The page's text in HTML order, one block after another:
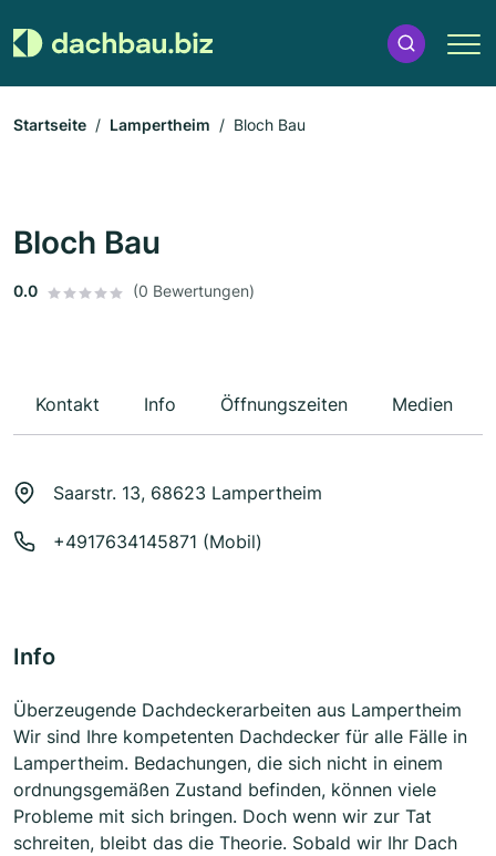
Startseite Lampertheim Bloch Bau
Bloch Bau
0.0 (0 Bewertungen)
Kontakt Info Öffnungszeiten Medien
Saarstr. 13, 68623 Lampertheim
+4917634145871 (Mobil)
Info
Überzeugende Dachdeckerarbeiten aus Lampertheim
Wir sind Ihre kompetenten Dachdecker für alle Fälle in
Lampertheim. Bedachungen, die sich nicht in einem
ordnungsgemäßen Zustand befinden, können viele
Probleme mit sich bringen. Doch wenn wir zur Tat
schreiten, bleibt das die Theorie. Sobald wir Ihr Dach